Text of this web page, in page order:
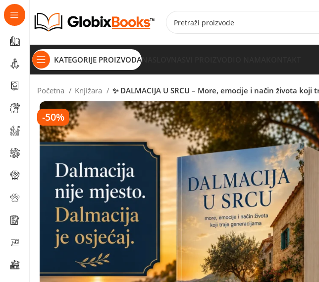
KATEGORIJE PROIZVODA
Početna Knjižara ✨ DALMACIJA U SRCU – More, emocije i način života koji
-50%